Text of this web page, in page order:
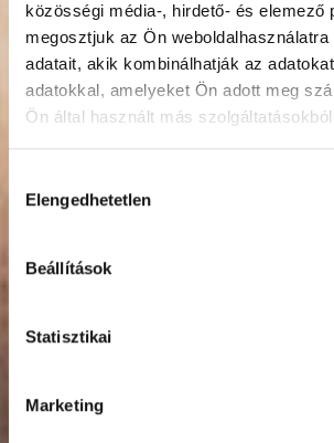
közösségi média-, hirdető- és elemező
megosztjuk az Ön weboldalhasználatra
adatait, akik kombinálhatják az
adatokkal, amelyeket Ön adott meg
Ön által használt más
kiválasztása
Elengedhetetlen
Beállítások
Statisztikai
Marketing